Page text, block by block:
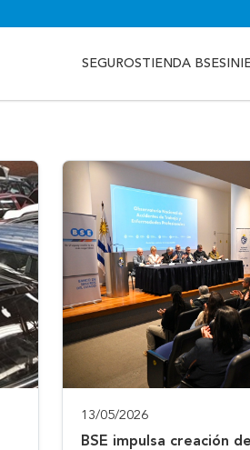
SEGUROSTIENDA BSE
13/05/2026
BSE impulsa creación